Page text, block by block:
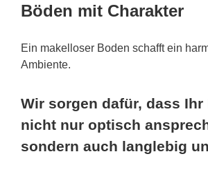
Böden mit Charakter
Ein makelloser Boden schafft ein
Ambiente.
Wir sorgen dafür, dass Ihr
nicht nur optisch
sondern auch langlebig